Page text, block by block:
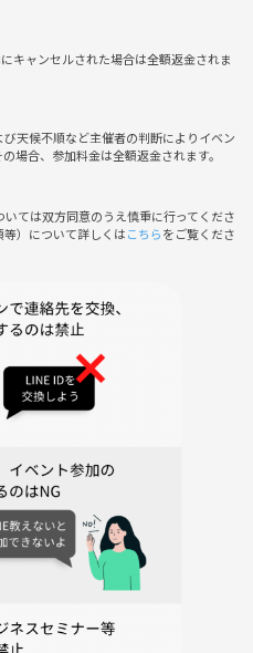
介してからスタート！
など、気軽にワンワードでOKで
」がモットー
自分も楽しい” をモットーにして
心して遊べる場を作ります。
量級を優先します🙇
成します。
キャンセルされた場合は全額返金されま
天候不順など主催者の判断によりイベン
場合、参加料金は全額返金されます。
ては双方同意のうえ慎重に行ってくださ
）について詳しくはこちらをご覧くださ